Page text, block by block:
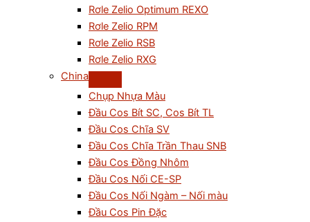
Rơle Zelio Optimum REXO
Rơle Zelio RPM
Rơle Zelio RSB
Rơle Zelio RXG
China
Chụp Nhựa Màu
Đầu Cos Bít SC, Cos Bít TL
Đầu Cos Chĩa SV
Đầu Cos Chĩa Trần Thau SNB
Đầu Cos Đồng Nhôm
Đầu Cos Nối CE-SP
Đầu Cos Nối Ngàm – Nối màu
Đầu Cos Pin Đặc